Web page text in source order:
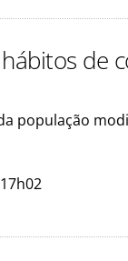
de
população